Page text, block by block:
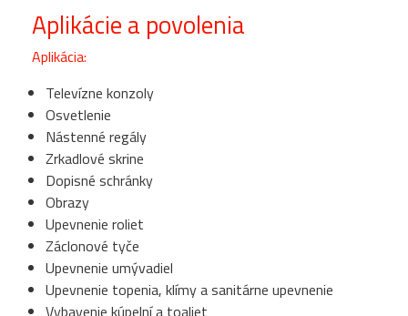
Aplikácie a povolenia
Aplikácia:
Televízne konzoly
Osvetlenie
Nástenné regály
Zrkadlové skrine
Dopisné schránky
Obrazy
Upevnenie roliet
Záclonové tyče
Upevnenie umývadiel
Upevnenie topenia, klímy a sanitárne upevnenie
Vybavenie kúpelní a toaliet